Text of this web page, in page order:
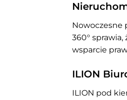
Nowoczesne
360°
wsparcie
ILION
ILION pod